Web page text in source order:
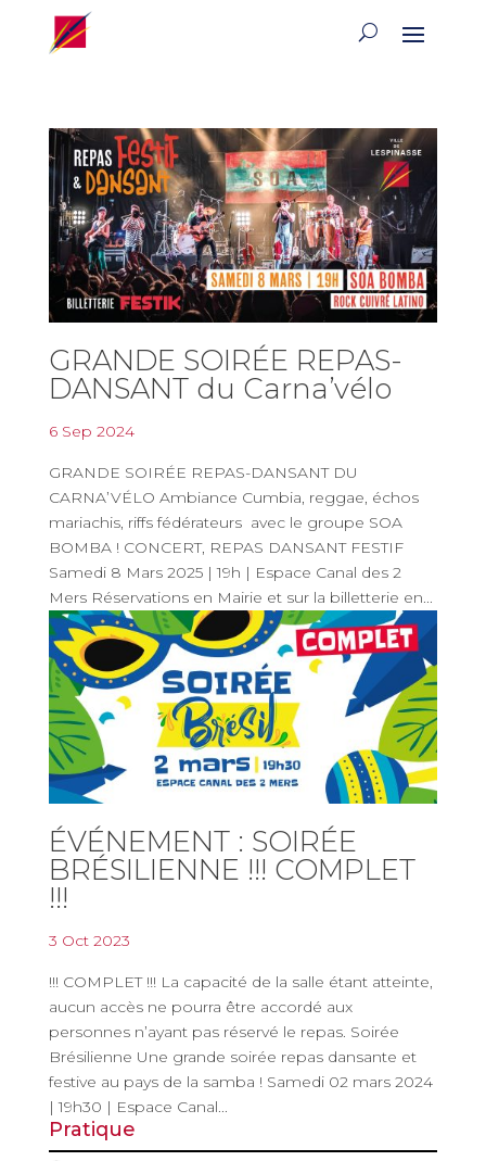
GRANDE SOIRÉE REPAS-
DANSANT du Carna’vélo
6 Sep 2024
GRANDE SOIRÉE REPAS-DANSANT DU
CARNA’VÉLO Ambiance Cumbia, reggae, échos
mariachis, riffs fédérateurs avec le groupe SOA
BOMBA ! CONCERT, REPAS DANSANT FESTIF
Samedi 8 Mars 2025 | 19h | Espace Canal des 2
Mers Réservations en Mairie et sur la billetterie en...
ÉVÉNEMENT : SOIRÉE
BRÉSILIENNE !!! COMPLET
!!!
3 Oct 2023
!!! COMPLET !!! La capacité de la salle étant atteinte,
aucun accès ne pourra être accordé aux
personnes n’ayant pas réservé le repas. Soirée
Brésilienne Une grande soirée repas dansante et
festive au pays de la samba ! Samedi 02 mars 2024
| 19h30 | Espace Canal...
Pratique